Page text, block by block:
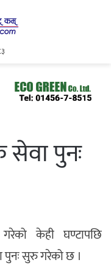
पुनः
केही घण्टापछि
सुरु गरेको छ ।